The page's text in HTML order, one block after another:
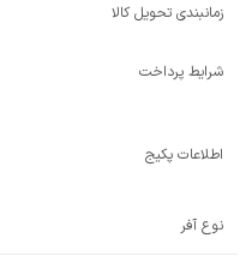
زمانبندی تحویل کالا
شرایط پرداخت
اطلاعات پکیج
نوع آفر